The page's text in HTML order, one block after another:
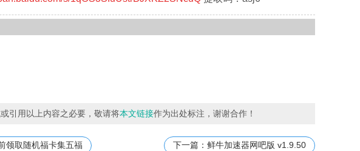
引用以上内容之必要，敬请将本文链接作为出处标注，谢谢合作！
领取随机福卡集五福 下一篇：鲜牛加速器网吧版 v1.9.50